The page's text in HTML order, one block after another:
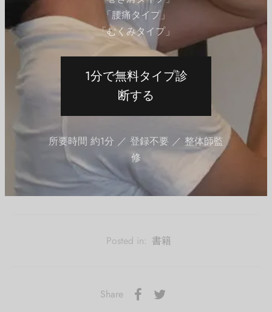
「腰痛タイプ」
「むくみタイプ」
1分で無料タイプ診
断する
所要時間 約1分 ／ 登録不要 ／ 整体師監
修
QITANO ® 北野カラダづくりラボ
スタイルアップ レグール｜LEGOOL®使い方、効
果を開発者の北野が解説
１日３分。レグールに乗って足を開いたり閉じたりするだけで骨盤が引
脚 ヒップアップ ぽっこりお腹解消 姿勢が良くなる STYLE UP LEGOOL®
スタイルアップ レグール美の連鎖が始まる。 バレエ式骨盤エクササイ
ズ。 1年品質保証 送料・代引き手数料無料商品購入するスタイルアップ
くりラボを運営している北野代表が開発した「バレエ式骨盤エクササイ
続きを読む
Posted in: 書籍
Share